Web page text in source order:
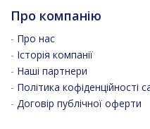
Про компанію
- Про нас
- Історія компанії
- Наші партнери
- Політика кофіденційності
- Договір публічної оферти